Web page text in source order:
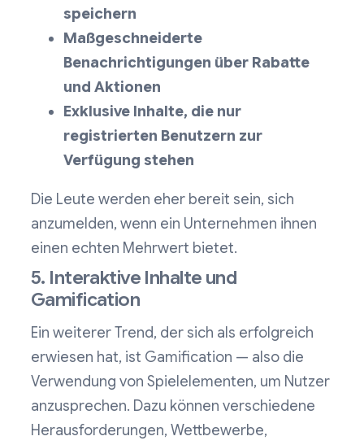
speichern
Maßgeschneiderte
Benachrichtigungen über Rabatte
und Aktionen
Exklusive Inhalte, die nur
registrierten Benutzern zur
Verfügung stehen
Die Leute werden eher bereit sein, sich
anzumelden, wenn ein Unternehmen ihnen
einen echten Mehrwert bietet.
5. Interaktive Inhalte und
Gamification
Ein weiterer Trend, der sich als erfolgreich
erwiesen hat, ist Gamification — also die
Verwendung von Spielelementen, um Nutzer
anzusprechen. Dazu können verschiedene
Herausforderungen, Wettbewerbe,